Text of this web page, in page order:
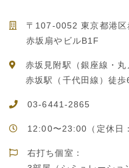
〒107-0052 東京都港
赤坂扇やビルB1F
赤坂見附駅（銀座線・
赤坂駅（千代田線）徒歩
03-6441-2865
12:00〜23:00（定休日
右打ち個室：